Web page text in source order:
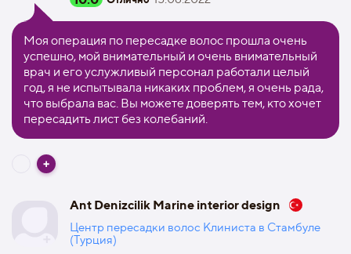
Моя операция по пересадке волос прошла очень
успешно, мой внимательный и очень внимательный
врач и его услужливый персонал работали целый
год, я не испытывала никаких проблем, я очень рада,
что выбрала вас. Вы можете доверять тем, кто хочет
пересадить лист без колебаний.
Ant Denizcilik Marine interior design
Центр пересадки волос Клиниста в Стамбуле
(Турция)